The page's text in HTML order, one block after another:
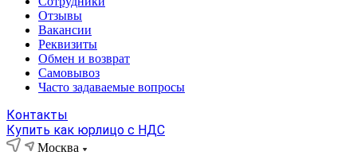
Отзывы
Вакансии
Реквизиты
Обмен и возврат
Самовывоз
Часто задаваемые вопросы
Контакты
Купить как юрлицо с НДС
Москва